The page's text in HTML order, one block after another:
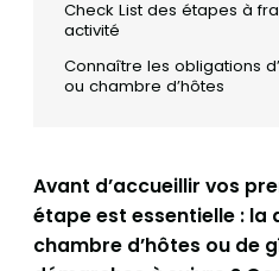
Check List des étapes à
activité
Connaître les obligations
ou chambre d’hôtes
Avant d’accueillir vos
étape est essentielle : la
chambre d’hôtes ou de